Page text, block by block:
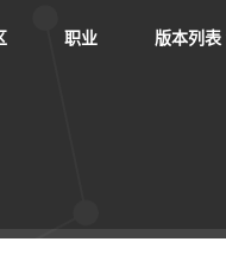
职业 版本列表